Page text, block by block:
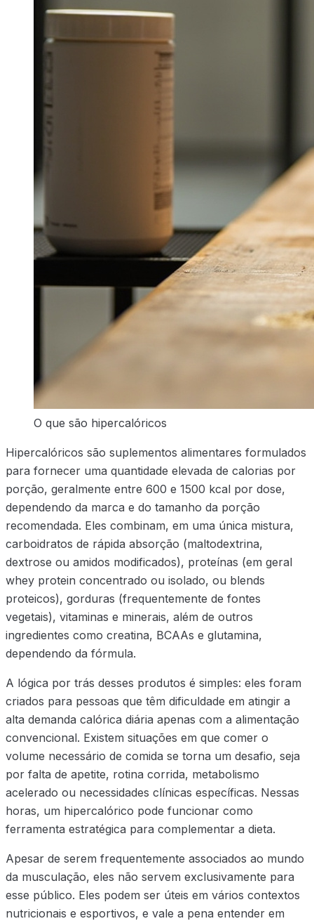
O que são hipercalóricos
Hipercalóricos são suplementos alimentares formulados
para fornecer uma quantidade elevada de calorias por
porção, geralmente entre 600 e 1500 kcal por dose,
dependendo da marca e do tamanho da porção
recomendada. Eles combinam, em uma única mistura,
carboidratos de rápida absorção (maltodextrina,
dextrose ou amidos modificados), proteínas (em geral
whey protein concentrado ou isolado, ou blends
proteicos), gorduras (frequentemente de fontes
vegetais), vitaminas e minerais, além de outros
ingredientes como creatina, BCAAs e glutamina,
dependendo da fórmula.
A lógica por trás desses produtos é simples: eles foram
criados para pessoas que têm dificuldade em atingir a
alta demanda calórica diária apenas com a alimentação
convencional. Existem situações em que comer o
volume necessário de comida se torna um desafio, seja
por falta de apetite, rotina corrida, metabolismo
acelerado ou necessidades clínicas específicas. Nessas
horas, um hipercalórico pode funcionar como
ferramenta estratégica para complementar a dieta.
Apesar de serem frequentemente associados ao mundo
da musculação, eles não servem exclusivamente para
esse público. Eles podem ser úteis em vários contextos
nutricionais e esportivos, e vale a pena entender em